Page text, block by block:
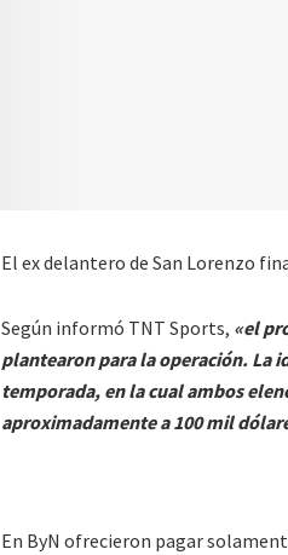
El ex delantero de San Lorenzo
Según informó TNT Sports, «el
plantearon para la operación. La
temporada, en la cual ambos
aproximadamente a 100 mil
En ByN ofrecieron pagar